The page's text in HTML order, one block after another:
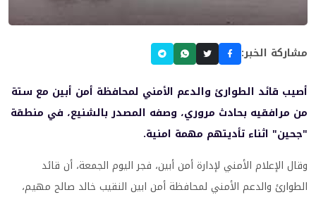
مشاركة الخبر:
أصيب قائد الطوارئ والدعم الأمني لمحافظة أمن أبين مع ستة
من مرافقيه بحادث مروري، وصفه المصدر بالشنيع، في منطقة
"جحين" اثناء تأديتهم مهمة امنية.
وقال الإعلام الأمني لإدارة أمن أبين، فجر اليوم الجمعة، أن قائد
الطوارئ والدعم الأمني لمحافظة أمن ابين النقيب خالد صالح مهيم،